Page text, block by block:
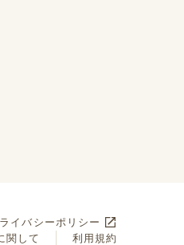
イバシーポリシー
関して
利用規約